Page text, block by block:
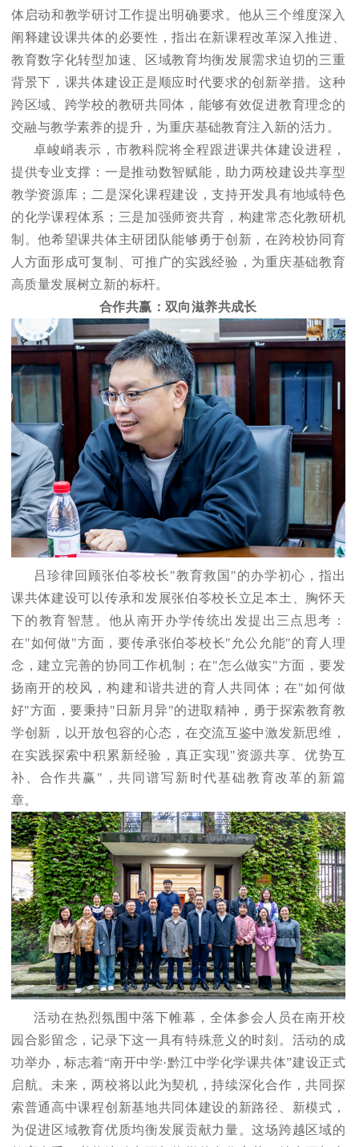
体启动和教学研讨工作提出明确要求。他从三个维度深入
阐释建设课共体的必要性，指出在新课程改革深入推进、
教育数字化转型加速、区域教育均衡发展需求迫切的三重
背景下，课共体建设正是顺应时代要求的创新举措。这种
跨区域、跨学校的教研共同体，能够有效促进教育理念的
交融与教学素养的提升，为重庆基础教育注入新的活力。
卓峻峭表示，市教科院将全程跟进课共体建设进程，
提供专业支撑：一是推动数智赋能，助力两校建设共享型
教学资源库；二是深化课程建设，支持开发具有地域特色
的化学课程体系；三是加强师资共育，构建常态化教研机
制。他希望课共体主研团队能够勇于创新，在跨校协同育
人方面形成可复制、可推广的实践经验，为重庆基础教育
高质量发展树立新的标杆。
合作共赢：双向滋养共成长
吕珍律回顾张伯苓校长"教育救国"的办学初心，指出
课共体建设可以传承和发展张伯苓校长立足本土、胸怀天
下的教育智慧。他从南开办学传统出发提出三点思考：
在"如何做"方面，要传承张伯苓校长"允公允能"的育人理
念，建立完善的协同工作机制；在"怎么做实"方面，要发
扬南开的校风，构建和谐共进的育人共同体；在"如何做
好"方面，要秉持"日新月异"的进取精神，勇于探索教育教
学创新，以开放包容的心态，在交流互鉴中激发新思维，
在实践探索中积累新经验，真正实现"资源共享、优势互
补、合作共赢"，共同谱写新时代基础教育改革的新篇
章。
活动在热烈氛围中落下帷幕，全体参会人员在南开校
园合影留念，记录下这一具有特殊意义的时刻。活动的成
功举办，标志着“南开中学·黔江中学化学课共体”建设正式
启航。未来，两校将以此为契机，持续深化合作，共同探
索普通高中课程创新基地共同体建设的新路径、新模式，
为促进区域教育优质均衡发展贡献力量。这场跨越区域的